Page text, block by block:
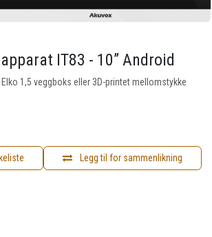
IT83 - 10” Android
1,5 veggboks eller 3D-printet mellomstykke
Legg til for sammenlikning